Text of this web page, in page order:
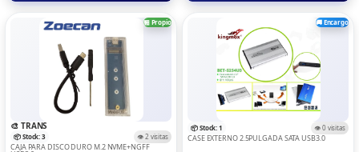
🏪 Propio
🎨 TRANS
📦 Stock: 3 👁️ 2 visitas
CAJA PARA DISCO DURO M.2 NVME+NGFF
🚚 Encargo
📦 Stock: 1 👁️ 0 visitas
CASE EXTERNO 2.5PULGADA SATA USB3.0